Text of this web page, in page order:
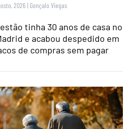
2026 | Gonçalo Viegas
tinha 30 anos de casa no
e acabou despedido em
de compras sem pagar